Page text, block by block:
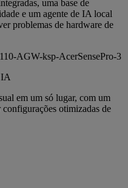
uma base de
e um agente de IA local
problemas de hardware de
em um só lugar, com um
otimizadas de